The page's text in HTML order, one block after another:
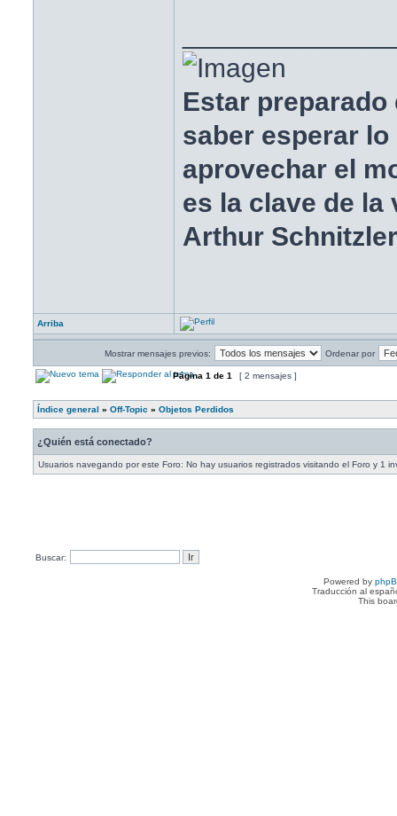
Estar
saber esperar
aprovechar el
es la clave de la
Arthur
Arriba
Mostrar mensajes previos: Ordenar por
Página 1 de 1 [ 2 mensajes ]
Índice general » Off-Topic » Objetos Perdidos
¿Quién está conectado?
Usuarios navegando por este Foro: No hay usuarios registrados visitando el Foro y 1
Buscar:
Powered by
Traducción al
This